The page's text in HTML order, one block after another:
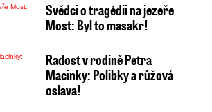
Svědci o tragédii na jezeře
Most: Byl to masakr!
Radost v rodině Petra
Macinky: Polibky a růžová
oslava!